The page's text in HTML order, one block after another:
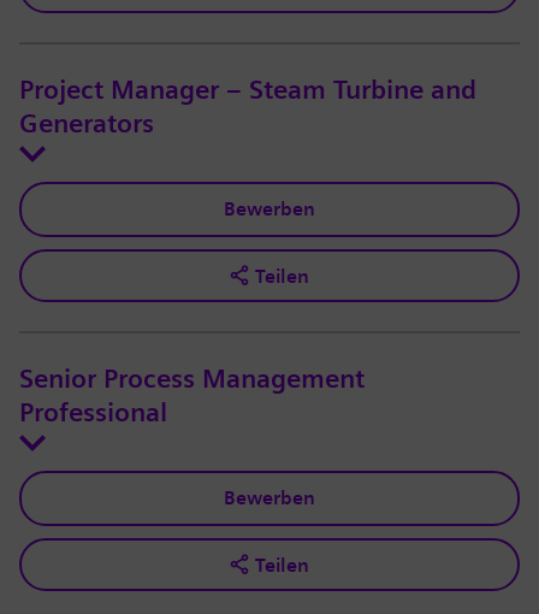
Project Manager – Steam Turbine and
Generators
Bewerben
Teilen
Senior Process Management
Professional
Bewerben
Teilen